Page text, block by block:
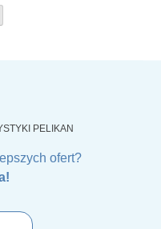
ofert?
PELIKAN